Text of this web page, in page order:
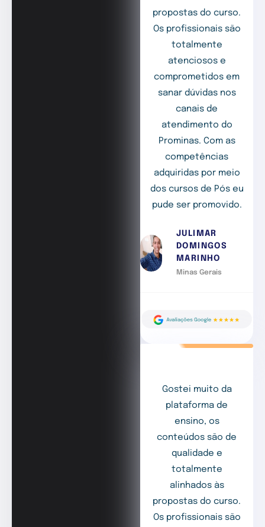
propostas do curso.
Os profissionais são
totalmente
atenciosos e
comprometidos em
sanar dúvidas nos
canais de
atendimento do
Prominas. Com as
competências
adquiridas por meio
dos cursos de Pós eu
pude ser promovido.
JULIMAR
DOMINGOS
MARINHO
Minas Gerais
Gostei muito da
plataforma de
ensino, os
conteúdos são de
qualidade e
totalmente
alinhados às
propostas do curso.
Os profissionais são